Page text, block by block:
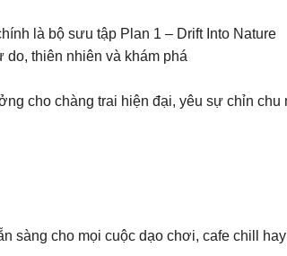
là bộ sưu tập Plan 1 – Drift Into Nature
thiên nhiên và khám phá
cho chàng trai hiện đại, yêu sự chỉn chu
cho mọi cuộc dạo chơi, cafe chill